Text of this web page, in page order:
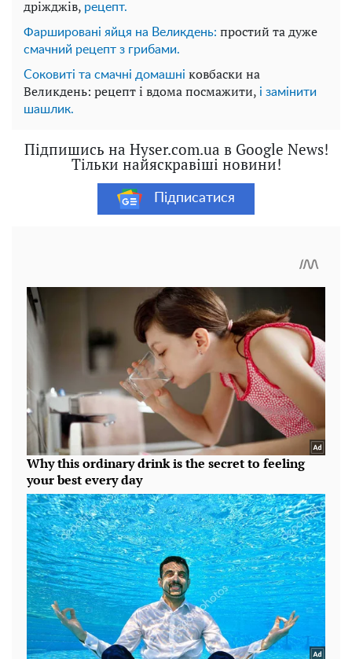
дріжджів, рецепт.
Фаршировані яйця на Великдень: простий та дуже
смачний рецепт з грибами.
Соковиті та смачні домашні ковбаски на
Великдень: рецепт і вдома посмажити, і замінити
шашлик.
Підпишись на Hyser.com.ua в Google News!
Тільки найяскравіші новини!
Підписатися